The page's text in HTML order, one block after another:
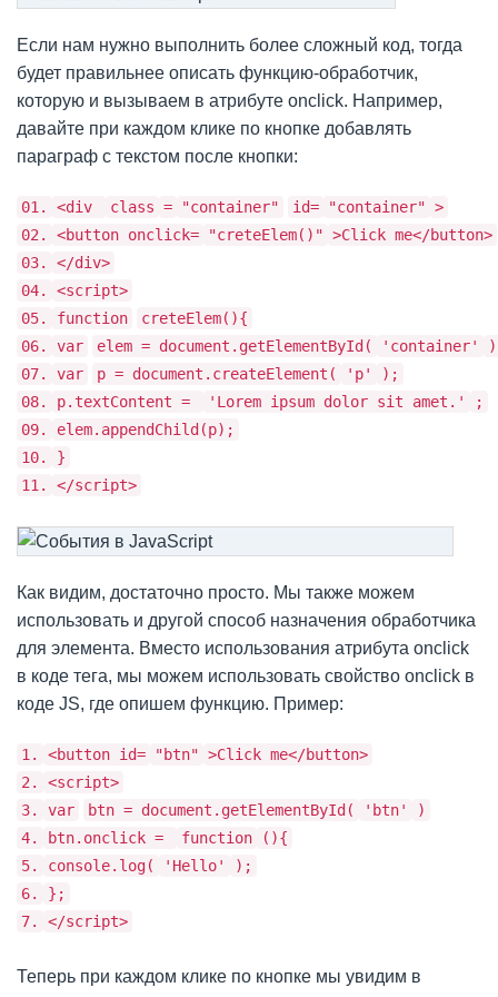
Если нам нужно выполнить более сложный код, тогда
будет правильнее описать функцию-обработчик,
которую и вызываем в атрибуте onclick. Например,
давайте при каждом клике по кнопке добавлять
параграф с текстом после кнопки:
01. <div class = "container" id= "container" >
02.
<button onclick= "creteElem()" >Click me</button>
03.
</div>
04.
<script>
05.
function
creteElem(){
06.
var elem = document.getElementById( 'container'
07.
var p = document.createElement( 'p'
);
08.
p.textContent = 'Lorem ipsum dolor sit amet.'
;
09.
elem.appendChild(p);
10.
}
11.
</script>
Как видим, достаточно просто. Мы также можем
использовать и другой способ назначения обработчика
для элемента. Вместо использования атрибута onclick
в коде тега, мы можем использовать свойство onclick в
коде JS, где опишем функцию. Пример:
1. <button id= "btn" >Click me</button>
2.
<script>
3.
var btn = document.getElementById( 'btn'
)
4.
btn.onclick = function
(){
5.
console.log( 'Hello'
);
6.
};
7.
</script>
Теперь при каждом клике по кнопке мы увидим в